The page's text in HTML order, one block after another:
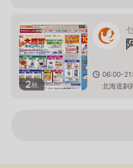
2枚
06:00-
北海道釧